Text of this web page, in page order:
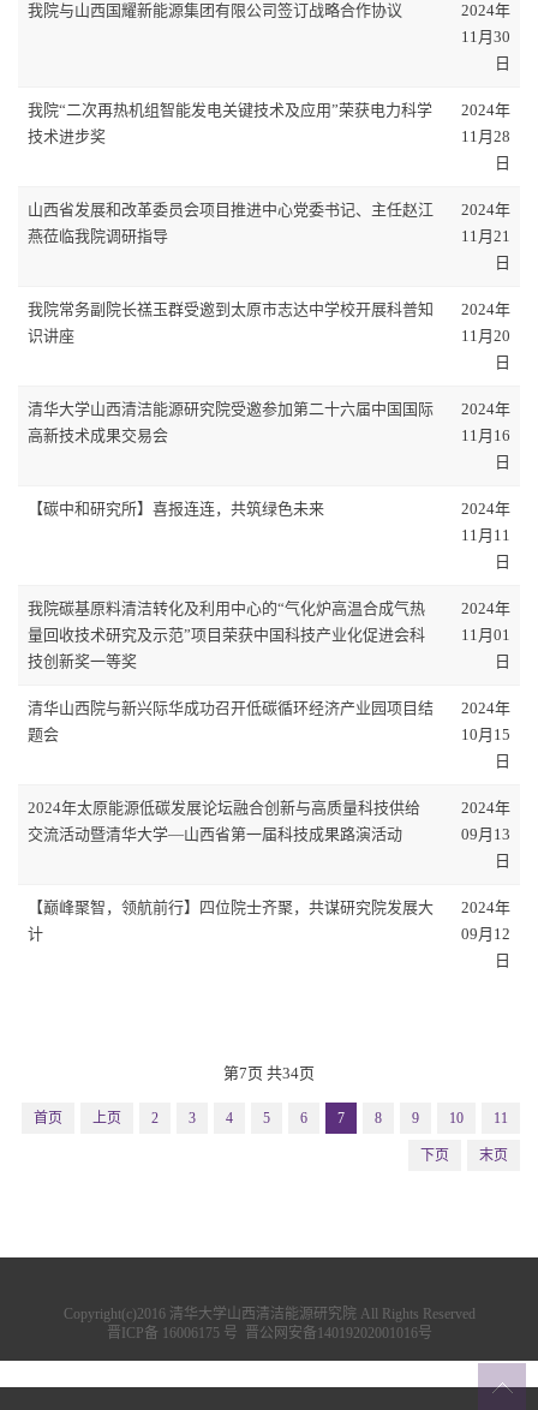
我院与山西国耀新能源集团有限公司签订战略合作协议
2024年
11月30
日
我院“二次再热机组智能发电关键技术及应用”荣获电力科学
技术进步奖
2024年
11月28
日
山西省发展和改革委员会项目推进中心党委书记、主任赵江
燕莅临我院调研指导
2024年
11月21
日
我院常务副院长禚玉群受邀到太原市志达中学校开展科普知
识讲座
2024年
11月20
日
清华大学山西清洁能源研究院受邀参加第二十六届中国国际
高新技术成果交易会
2024年
11月16
日
【碳中和研究所】喜报连连，共筑绿色未来
2024年
11月11
日
我院碳基原料清洁转化及利用中心的“气化炉高温合成气热
量回收技术研究及示范”项目荣获中国科技产业化促进会科
技创新奖一等奖
2024年
11月01
日
清华山西院与新兴际华成功召开低碳循环经济产业园项目结
题会
2024年
10月15
日
2024年太原能源低碳发展论坛融合创新与高质量科技供给
交流活动暨清华大学—山西省第一届科技成果路演活动
2024年
09月13
日
【巅峰聚智，领航前行】四位院士齐聚，共谋研究院发展大
计
2024年
09月12
日
第7页 共34页
首页 上页 2 3 4 5 6 7 8 9 10 11
下页 末页
Copyright(c)2016 清华大学山西清洁能源研究院 All Rights Reserved
晋ICP备 16006175 号 晋公网安备14019202001016号